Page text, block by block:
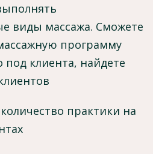
виды массажа. Сможете
программу
под клиента, найдете
практики на